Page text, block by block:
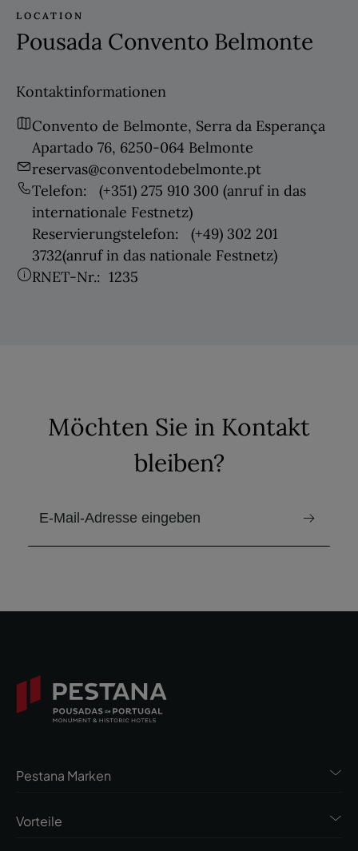
LOCATION
Pousada Convento Belmonte
Kontaktinformationen
Convento de Belmonte, Serra da Esperança
Apartado 76, 6250-064 Belmonte
reservas@conventodebelmonte.pt
Telefon:
(+351) 275 910 300 (anruf in das
internationale Festnetz)
Reservierungstelefon:
(+49) 302 201
3732(anruf in das nationale Festnetz)
RNET-Nr.: 1235
Möchten Sie in Kontakt
bleiben?
E-Mail zum Erhalt des Newsletters
Pestana Marken
Vorteile